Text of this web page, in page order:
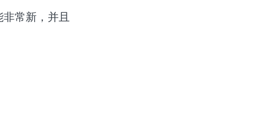
常新，并且